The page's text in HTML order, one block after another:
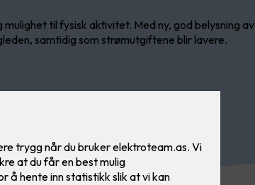
til fysisk aktivitet. Med ny, god belysning av
samtidig som strømutgiftene blir lavere.